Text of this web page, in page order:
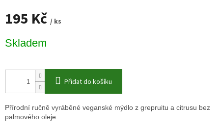
195 Kč / ks
cena:
Skladem
Přidat do košíku
Přírodní ručně vyráběné veganské mýdlo z grepruitu a citrusu bez
palmového oleje.